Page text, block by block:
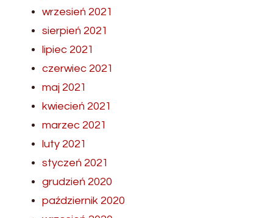
wrzesień 2021
sierpień 2021
lipiec 2021
czerwiec 2021
maj 2021
kwiecień 2021
marzec 2021
luty 2021
styczeń 2021
grudzień 2020
październik 2020